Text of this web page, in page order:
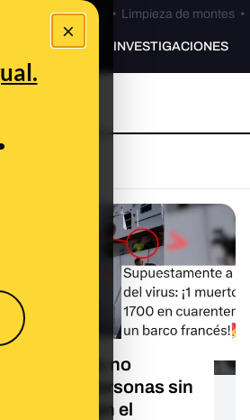
×
Bulos Ceuta • Limpieza de montes•
PREBUNKING INVESTIGACIONES
No, esta foto no
muestra a personas sin
protección en el